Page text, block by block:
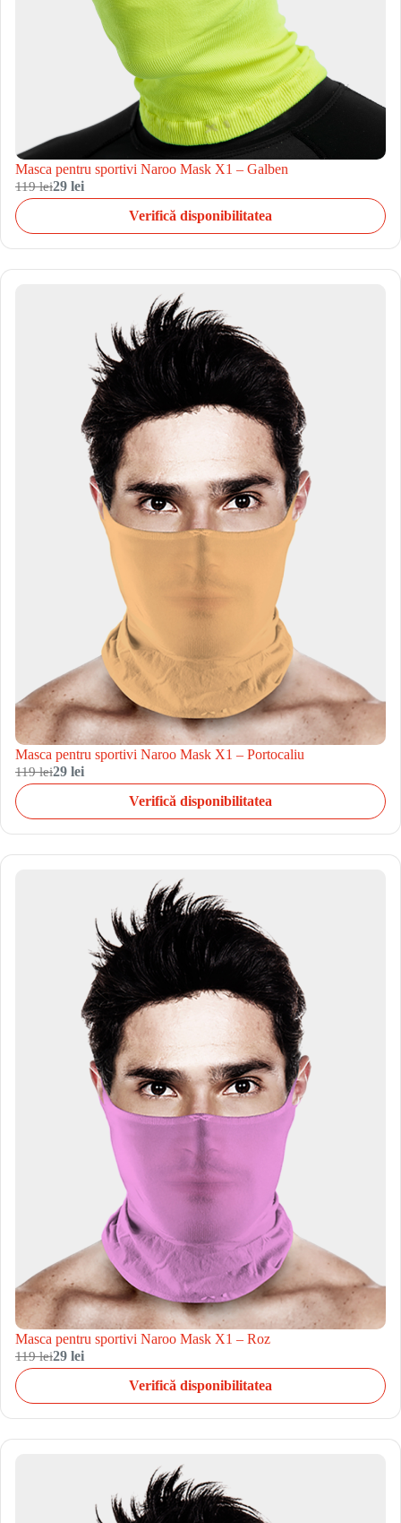
Masca pentru sportivi Naroo Mask X1 – Galben
119 lei29 lei
Verifică disponibilitatea
Masca pentru sportivi Naroo Mask X1 – Portocaliu
119 lei29 lei
Verifică disponibilitatea
Masca pentru sportivi Naroo Mask X1 – Roz
119 lei29 lei
Verifică disponibilitatea